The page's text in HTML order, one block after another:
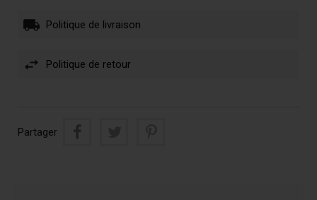
Politique de livraison
Politique de retour
Partager